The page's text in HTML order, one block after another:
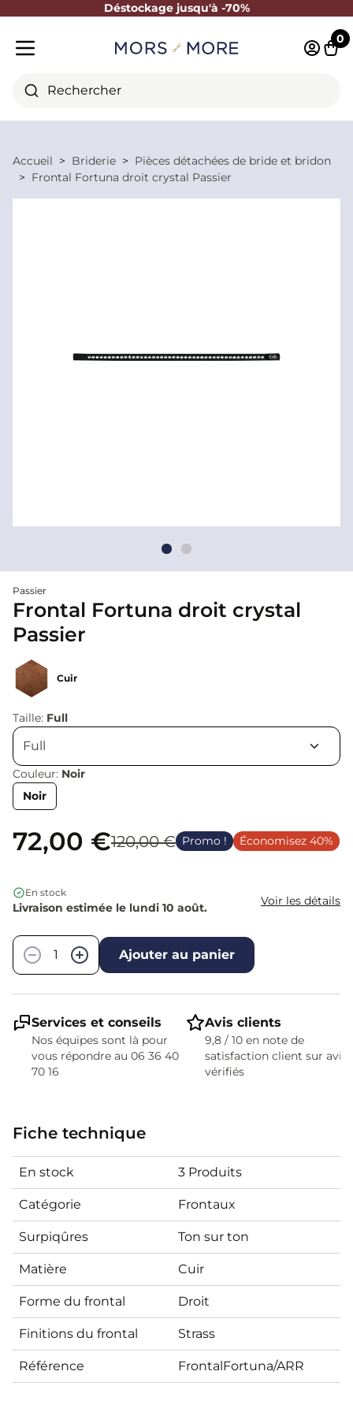
Déstockage jusqu'à -70%
Fermer
Rechercher
0
Accueil Briderie
Pièces détachées de bride et bridon
Frontal Fortuna droit crystal Passier
Passier
Frontal Fortuna droit crystal
Passier
Cuir
Taille: Full
Couleur: Noir
Noir
72,00 €120,00 € Promo ! Économisez 40%
En stock
Livraison estimée le lundi 10 août. Voir les détails
−
+ Ajouter au panier
Services et conseils
Nos équipes sont là pour
vous répondre au 06 36 40
70 16
Avis clients
9,8 / 10 en note de
satisfaction client sur avis
vérifiés
Fiche technique
En stock 3 Produits
Catégorie Frontaux
Surpiqûres Ton sur ton
Matière Cuir
Forme du frontal Droit
Finitions du frontal Strass
Référence FrontalFortuna/ARR